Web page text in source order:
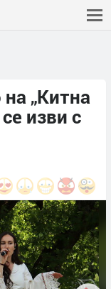
„Китна
изви с